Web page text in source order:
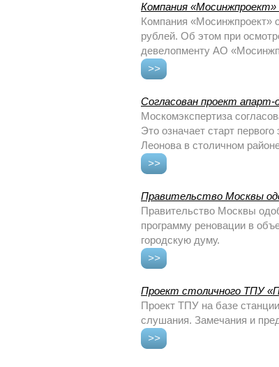
Компания
Компания «Мосинжпроект»
рублей. Об этом при
девелопменту АО
>>
Согласован проект
Москомэкспертиза
Это означает старт
Леонова в столичном
>>
Правительство Москвы
Правительство Москвы
программу реновации в
городскую думу.
>>
Проект столичного ТПУ
Проект ТПУ на базе
слушания. Замечания и
>>